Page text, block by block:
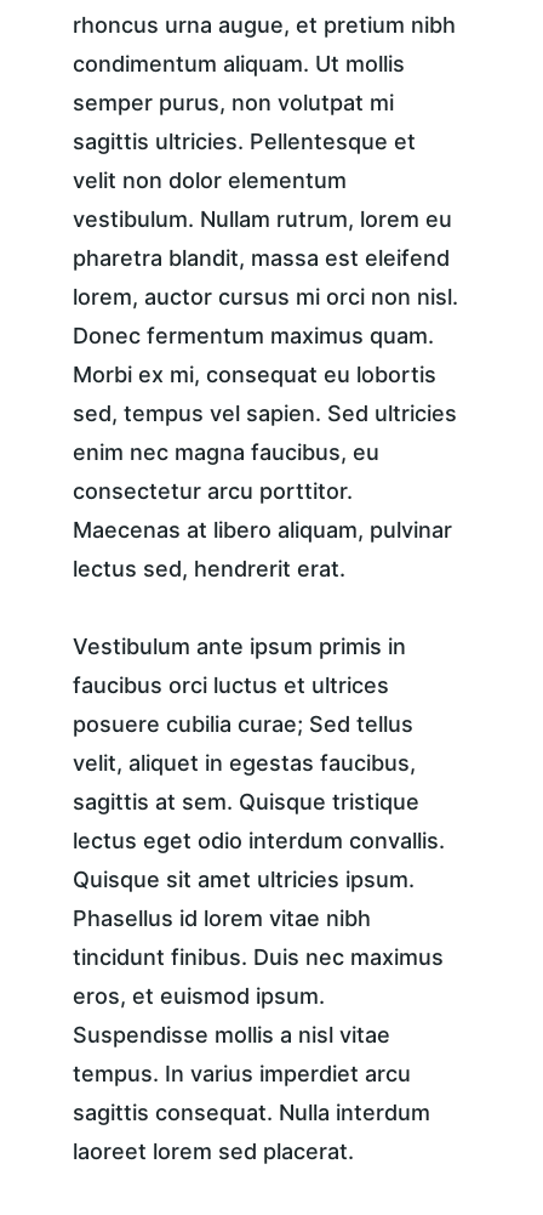
rhoncus urna augue, et pretium nibh
condimentum aliquam. Ut mollis
semper purus, non volutpat mi
sagittis ultricies. Pellentesque et
velit non dolor elementum
vestibulum. Nullam rutrum, lorem eu
pharetra blandit, massa est eleifend
lorem, auctor cursus mi orci non nisl.
Donec fermentum maximus quam.
Morbi ex mi, consequat eu lobortis
sed, tempus vel sapien. Sed ultricies
enim nec magna faucibus, eu
consectetur arcu porttitor.
Maecenas at libero aliquam, pulvinar
lectus sed, hendrerit erat.
Vestibulum ante ipsum primis in
faucibus orci luctus et ultrices
posuere cubilia curae; Sed tellus
velit, aliquet in egestas faucibus,
sagittis at sem. Quisque tristique
lectus eget odio interdum convallis.
Quisque sit amet ultricies ipsum.
Phasellus id lorem vitae nibh
tincidunt finibus. Duis nec maximus
eros, et euismod ipsum.
Suspendisse mollis a nisl vitae
tempus. In varius imperdiet arcu
sagittis consequat. Nulla interdum
laoreet lorem sed placerat.